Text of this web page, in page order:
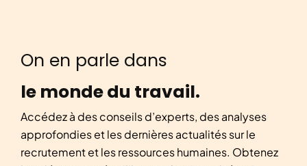
On en parle dans
le monde du travail.
Accédez à des conseils d’experts, des analyses
approfondies et les dernières actualités sur le
recrutement et les ressources humaines. Obtenez